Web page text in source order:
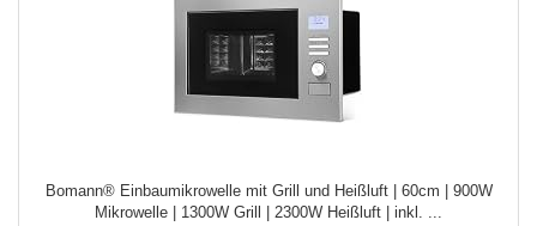
Bomann® Einbaumikrowelle mit Grill und Heißluft | 60cm | 900W
Mikrowelle | 1300W Grill | 2300W Heißluft | inkl. ...